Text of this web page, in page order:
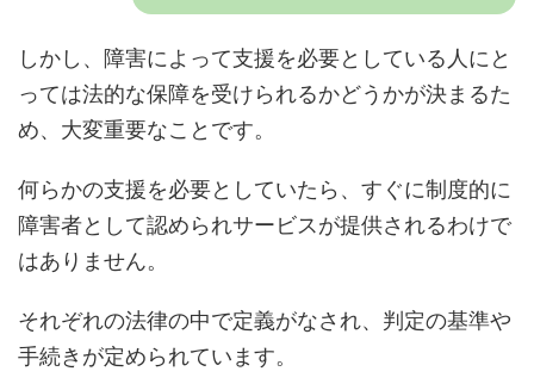
しかし、障害によって支援を必要としている人にと
っては法的な保障を受けられるかどうかが決まるた
め、大変重要なことです。
何らかの支援を必要としていたら、すぐに制度的に
障害者として認められサービスが提供されるわけで
はありません。
それぞれの法律の中で定義がなされ、判定の基準や
手続きが定められています。